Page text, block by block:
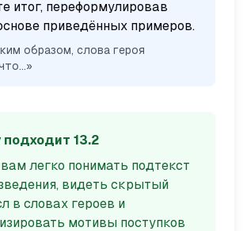
итог, переформулировав
приведённых примеров.
образом, слова героя
подходит 13.2
легко понимать подтекст
видеть скрытый
в словах героев и
мотивы поступков